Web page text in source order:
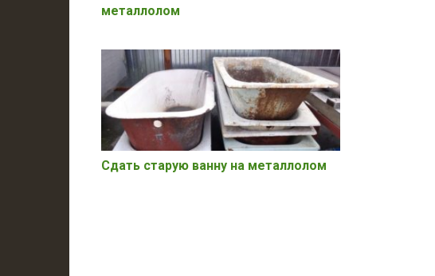
металлолом
Сдать старую ванну на металлолом